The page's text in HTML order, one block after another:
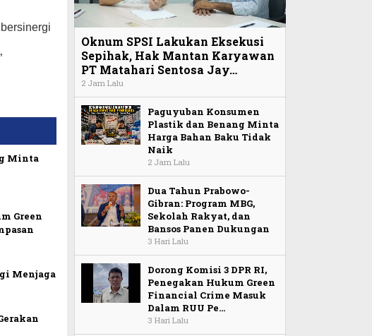
Minta
Green
Menjaga
Oknum SPSI Lakukan Eksekusi
Sepihak, Hak Mantan Karyawan
PT Matahari Sentosa Jay…
2 Jam Lalu
Paguyuban Konsumen
Plastik dan Benang Minta
Harga Bahan Baku Tidak
Naik
2 Jam Lalu
Dua Tahun Prabowo-
Gibran: Program MBG,
Sekolah Rakyat, dan
Bansos Panen Dukungan
3 Hari Lalu
Dorong Komisi 3 DPR RI,
Penegakan Hukum Green
Financial Crime Masuk
Dalam RUU Pe…
3 Hari Lalu